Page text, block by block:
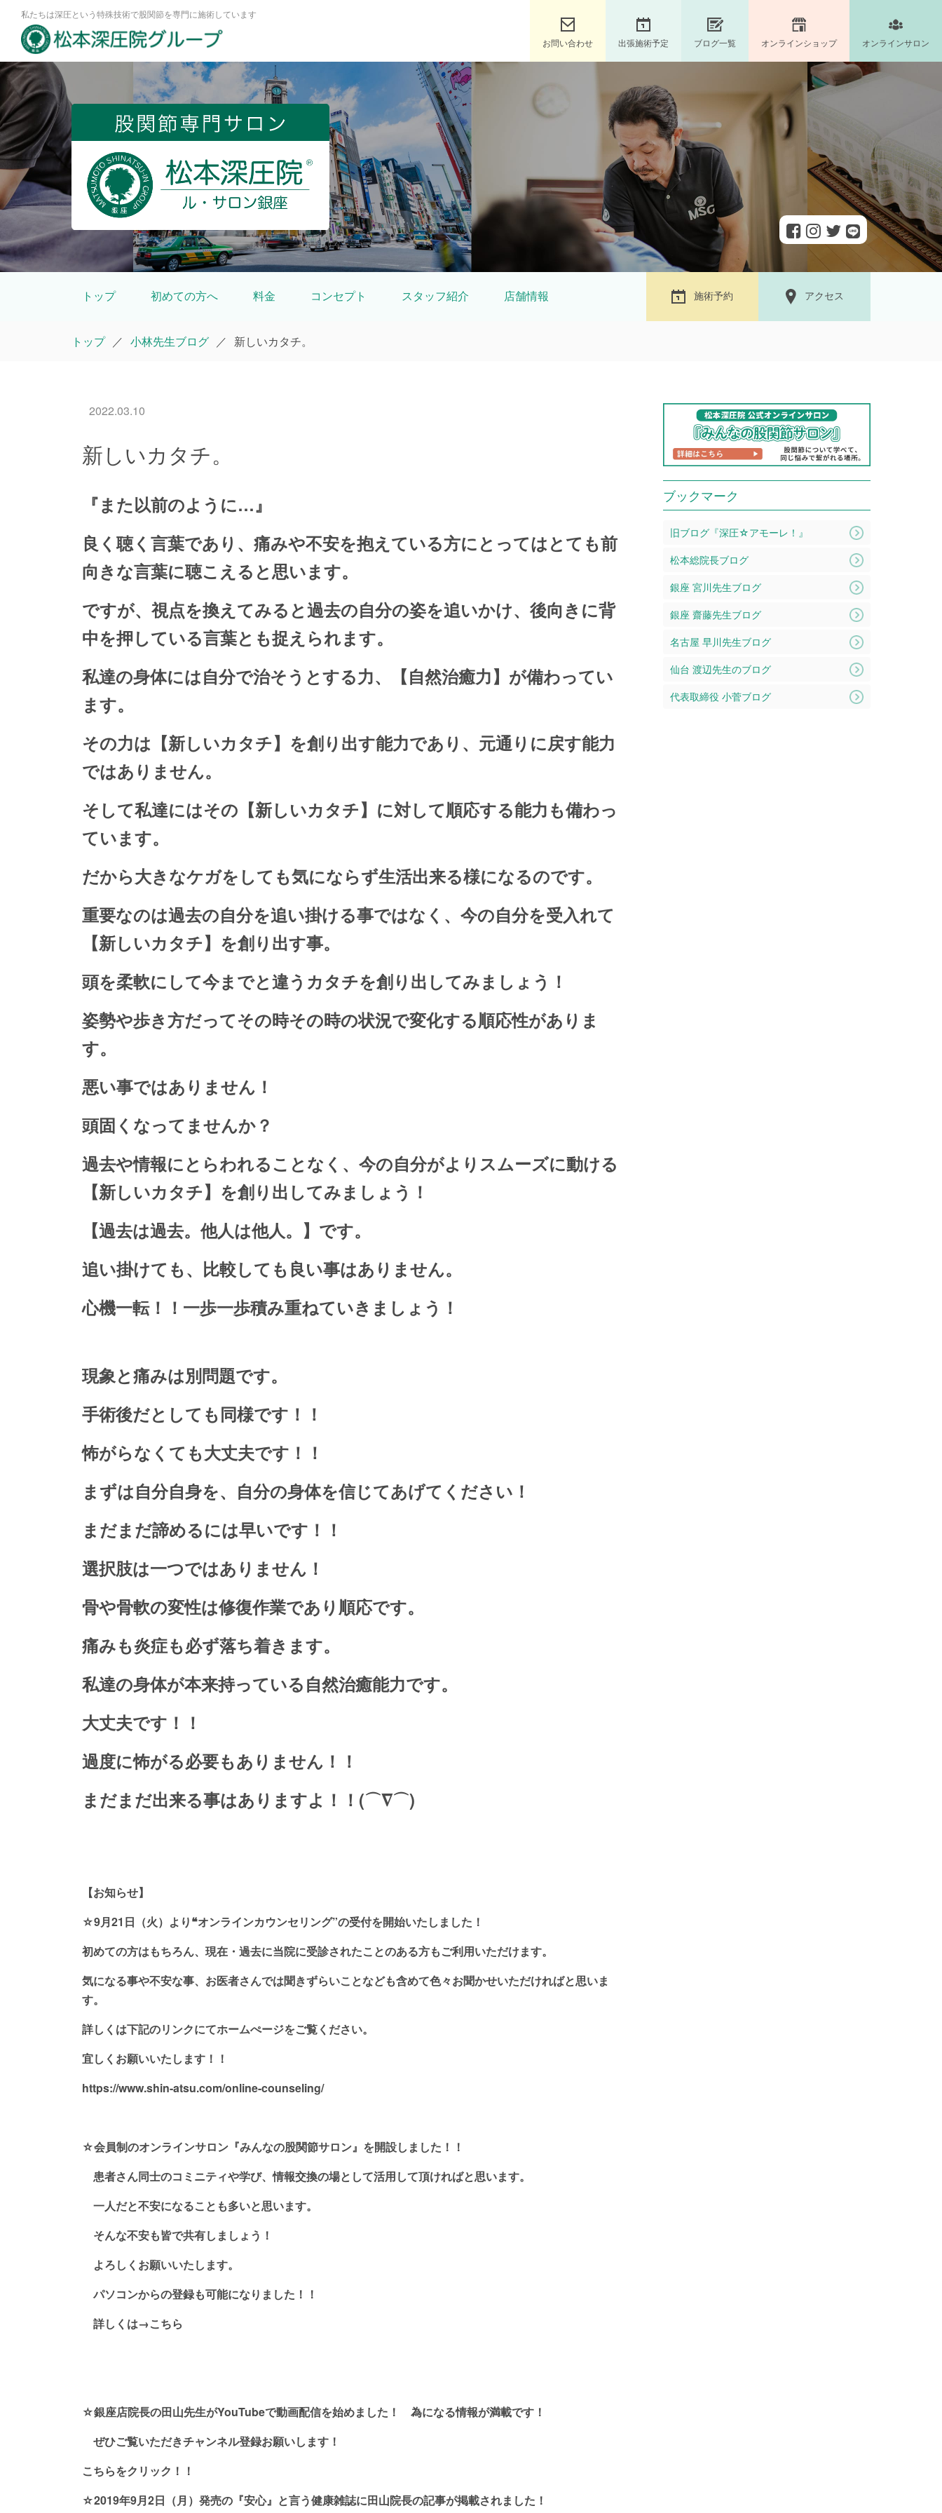
私たちは深圧という特殊技術で股関節を専門に施術しています
オンラインサロン
オンラインショップ
ブログ一覧
出張施術予定
お問い合わせ
ル・サロン銀座｜股関節専門サロンの松本深圧院グループ
トップ 初めての方へ 料金 コンセプト スタッフ紹介 店舗情報 アクセス
施術予約
トップ 小林先生ブログ 新しいカタチ。
2022.03.10
新しいカタチ。
『また以前のように…』
良く聴く言葉であり、痛みや不安を抱えている方にとってはとても前
向きな言葉に聴こえると思います。
ですが、視点を換えてみると過去の自分の姿を追いかけ、後向きに背
中を押している言葉とも捉えられます。
私達の身体には自分で治そうとする力、【自然治癒力】が備わってい
ます。
その力は【新しいカタチ】を創り出す能力であり、元通りに戻す能力
ではありません。
そして私達にはその【新しいカタチ】に対して順応する能力も備わっ
ています。
だから大きなケガをしても気にならず生活出来る様になるのです。
重要なのは過去の自分を追い掛ける事ではなく、今の自分を受入れて
【新しいカタチ】を創り出す事。
頭を柔軟にして今までと違うカタチを創り出してみましょう！
姿勢や歩き方だってその時その時の状況で変化する順応性がありま
す。
悪い事ではありません！
頭固くなってませんか？
過去や情報にとらわれることなく、今の自分がよりスムーズに動ける
【新しいカタチ】を創り出してみましょう！
【過去は過去。他人は他人。】です。
追い掛けても、比較しても良い事はありません。
心機一転！！一歩一歩積み重ねていきましょう！
現象と痛みは別問題です。
手術後だとしても同様です！！
怖がらなくても大丈夫です！！
まずは自分自身を、自分の身体を信じてあげてください！
まだまだ諦めるには早いです！！
選択肢は一つではありません！
骨や骨軟の変性は修復作業であり順応です。
痛みも炎症も必ず落ち着きます。
私達の身体が本来持っている自然治癒能力です。
大丈夫です！！
過度に怖がる必要もありません！！
まだまだ出来る事はありますよ！！(⌒∇⌒)
【お知らせ】
☆9月21日（火）より❝オンラインカウンセリング”の受付を開始いたしました！
初めての方はもちろん、現在・過去に当院に受診されたことのある方もご利用いただけます。
気になる事や不安な事、お医者さんでは聞きずらいことなども含めて色々お聞かせいただければと思いま
す。
詳しくは下記のリンクにてホームぺージをご覧ください。
宜しくお願いいたします！！
https://www.shin-atsu.com/online-counseling/
☆会員制のオンラインサロン『みんなの股関節サロン』を開設しました！！
患者さん同士のコミニティや学び、情報交換の場として活用して頂ければと思います。
一人だと不安になることも多いと思います。
そんな不安も皆で共有しましょう！
よろしくお願いいたします。
パソコンからの登録も可能になりました！！
詳しくは→こちら
☆銀座店院長の田山先生がYouTubeで動画配信を始めました！
為になる情報が満載です！
ぜひご覧いただきチャンネル登録お願いします！
こちらをクリック！！
☆2019年9月2日（月）発売の『安心』と言う健康雑誌に田山院長の記事が掲載されました！
ブックマーク
旧ブログ『深圧☆アモーレ！』
松本総院長ブログ
銀座 宮川先生ブログ
銀座 齋藤先生ブログ
名古屋 早川先生ブログ
仙台 渡辺先生のブログ
代表取締役 小菅ブログ